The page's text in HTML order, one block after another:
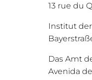
13 rue du
Institut
Das Amt
Avenida